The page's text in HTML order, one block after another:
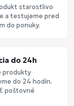
starostlivo
a testujeme pred
do ponuky.
do 24h
produkty
do 24 hodín.
poštovné